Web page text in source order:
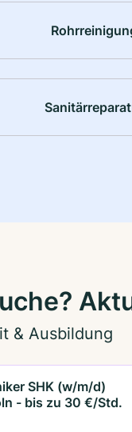
& Ausbildung
SHK (w/m/d)
- bis zu 30 €/Std.